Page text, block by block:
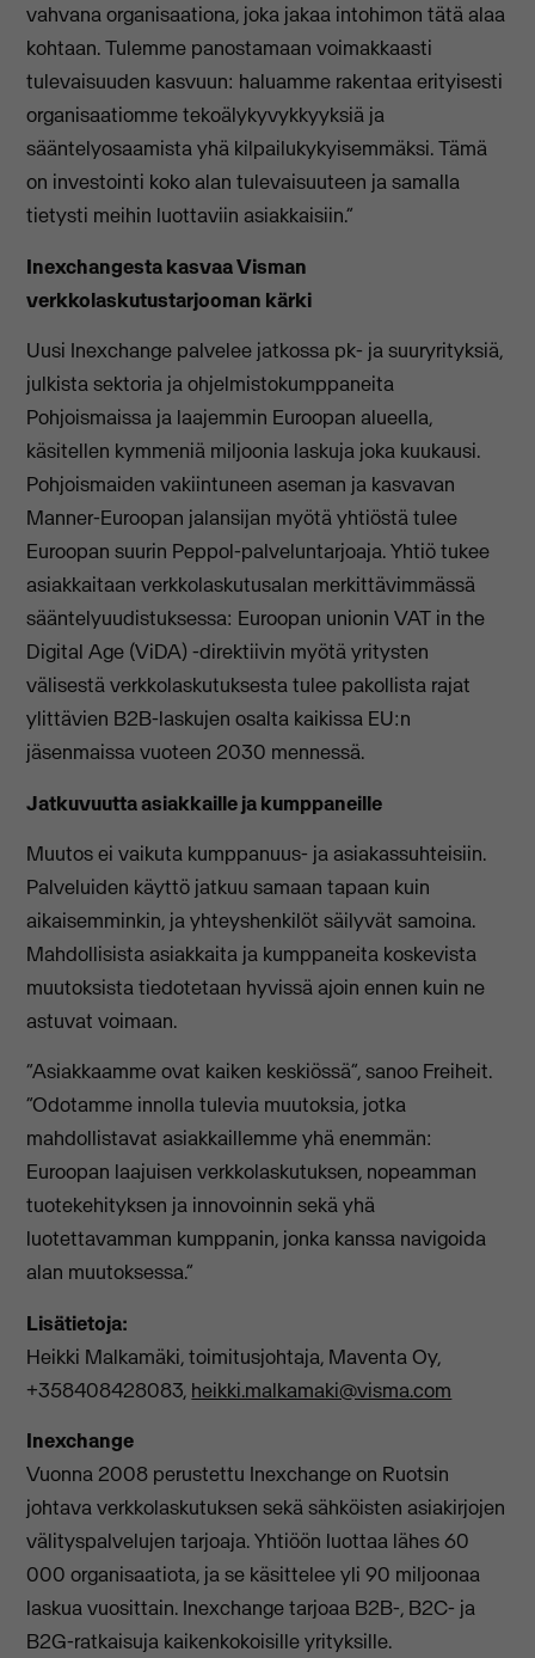
vahvana organisaationa, joka jakaa intohimon tätä alaa
kohtaan. Tulemme panostamaan voimakkaasti
tulevaisuuden kasvuun: haluamme rakentaa erityisesti
organisaatiomme tekoälykyvykkyyksiä ja
sääntelyosaamista yhä kilpailukykyisemmäksi. Tämä
on investointi koko alan tulevaisuuteen ja samalla
tietysti meihin luottaviin asiakkaisiin.”
Inexchangesta kasvaa Visman
verkkolaskutustarjooman kärki
Uusi Inexchange palvelee jatkossa pk- ja suuryrityksiä,
julkista sektoria ja ohjelmistokumppaneita
Pohjoismaissa ja laajemmin Euroopan alueella,
käsitellen kymmeniä miljoonia laskuja joka kuukausi.
Pohjoismaiden vakiintuneen aseman ja kasvavan
Manner-Euroopan jalansijan myötä yhtiöstä tulee
Euroopan suurin Peppol-palveluntarjoaja. Yhtiö tukee
asiakkaitaan verkkolaskutusalan merkittävimmässä
sääntelyuudistuksessa: Euroopan unionin VAT in the
Digital Age (ViDA) -direktiivin myötä yritysten
välisestä verkkolaskutuksesta tulee pakollista rajat
ylittävien B2B-laskujen osalta kaikissa EU:n
jäsenmaissa vuoteen 2030 mennessä.
Jatkuvuutta asiakkaille ja kumppaneille
Muutos ei vaikuta kumppanuus- ja asiakassuhteisiin.
Palveluiden käyttö jatkuu samaan tapaan kuin
aikaisemminkin, ja yhteyshenkilöt säilyvät samoina.
Mahdollisista asiakkaita ja kumppaneita koskevista
muutoksista tiedotetaan hyvissä ajoin ennen kuin ne
astuvat voimaan.
“Asiakkaamme ovat kaiken keskiössä”, sanoo Freiheit.
“Odotamme innolla tulevia muutoksia, jotka
mahdollistavat asiakkaillemme yhä enemmän:
Euroopan laajuisen verkkolaskutuksen, nopeamman
tuotekehityksen ja innovoinnin sekä yhä
luotettavamman kumppanin, jonka kanssa navigoida
alan muutoksessa.”
Lisätietoja:
Heikki Malkamäki, toimitusjohtaja, Maventa Oy,
+358408428083, heikki.malkamaki@visma.com
Inexchange
Vuonna 2008 perustettu Inexchange on Ruotsin
johtava verkkolaskutuksen sekä sähköisten asiakirjojen
välityspalvelujen tarjoaja. Yhtiöön luottaa lähes 60
000 organisaatiota, ja se käsittelee yli 90 miljoonaa
laskua vuosittain. Inexchange tarjoaa B2B-, B2C- ja
B2G-ratkaisuja kaikenkokoisille yrityksille.